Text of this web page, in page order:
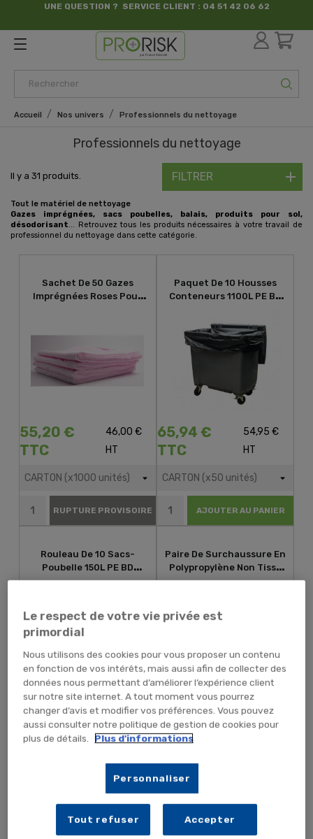
UNE QUESTION ? SERVICE CLIENT : 04 51 42 06 62
par France Sécurité
Accueil Nos univers Professionnels du nettoyage
Professionnels du nettoyage
FILTRER
Il y a 31 produits.
Tout le matériel de nettoyage
Gazes imprégnées, sacs poubelles, balais, produits pour sol,
désodorisant ... Retrouvez tous les produits nécessaires à votre travail de
professionnel du nettoyage dans cette catégorie.
Sachet De 50 Gazes
Imprégnées Roses Pour
55,20 €
TTC
46,00 €
HT
RUPTURE PROVISOIRE
Paquet De 10 Housses
Conteneurs 1100L PE BD
65,94 €
TTC
54,95 €
HT
AJOUTER AU PANIER
Rouleau De 10 Sacs-
Poubelle 150L PE BD
Renforcé Noir
50,28 € TTC41,90 € HT
AJOUTER AU PANIER
Paire De Surchaussure En
Polypropylène Non Tissé
(sachet De 100)
28,08 €
TTC
23,40 €
HT
Rouleau De 50 Sacs-
Rouleau De 50 Sacs-
Le respect de votre vie privée est
primordial
Nous utilisons des cookies pour vous proposer un contenu
en fonction de vos intérêts, mais aussi afin de collecter des
données nous permettant d’améliorer l’expérience client
sur notre site internet. A tout moment vous pourrez
changer d’avis et modifier vos préférences. Vous pouvez
aussi consulter notre politique de gestion de cookies pour
plus de détails.
Plus d'informations
Personnaliser
Tout refuser Accepter